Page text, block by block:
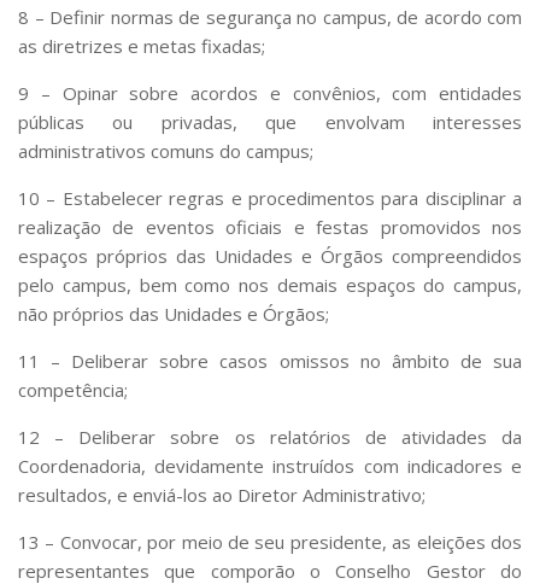
Esporte, Arte e Cultura
Creche e Pré-Escola
Comunicação e Informática
Programas e Ações
Qualidade e Produtividade
Acessibilidade
Terceira Idade
Pequeno Cidadão
Campus Universitário
Ensino e Pesquisa
Sobre o Campus
Dirigentes
8 – Definir normas de segurança no campus, de acordo com
as diretrizes e metas fixadas;
9 – Opinar sobre acordos e convênios, com entidades
públicas ou privadas, que envolvam interesses
administrativos comuns do campus;
10 – Estabelecer regras e procedimentos para disciplinar a
realização de eventos oficiais e festas promovidos nos
espaços próprios das Unidades e Órgãos compreendidos
pelo campus, bem como nos demais espaços do campus,
não próprios das Unidades e Órgãos;
11 – Deliberar sobre casos omissos no âmbito de sua
competência;
12 – Deliberar sobre os relatórios de atividades da
Coordenadoria, devidamente instruídos com indicadores e
resultados, e enviá-los ao Diretor Administrativo;
13 – Convocar, por meio de seu presidente, as eleições dos
representantes que comporão o Conselho Gestor do